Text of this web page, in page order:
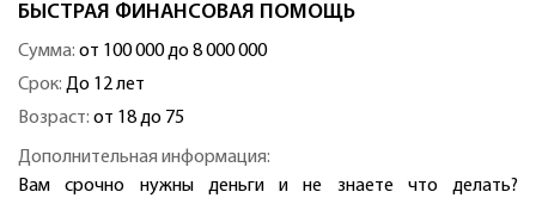
БЫСТРАЯ ФИНАНСОВАЯ ПОМОЩЬ
Сумма: от 100 000 до 8 000 000
Срок: До 12 лет
Возраст: от 18 до 75
Дополнительная информация:
Вам срочно нужны деньги и не знаете что делать?